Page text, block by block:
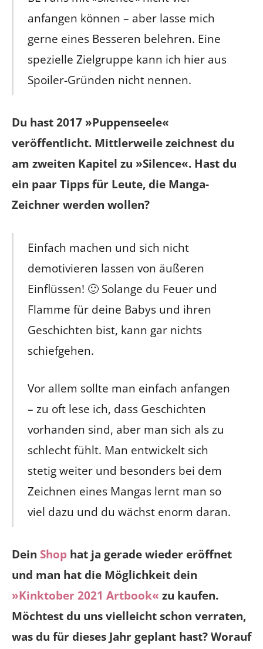
anfangen können – aber lasse mich
gerne eines Besseren belehren. Eine
spezielle Zielgruppe kann ich hier aus
Spoiler-Gründen nicht nennen.
Du hast 2017 »Puppenseele«
veröffentlicht. Mittlerweile zeichnest du
am zweiten Kapitel zu »Silence«. Hast du
ein paar Tipps für Leute, die Manga-
Zeichner werden wollen?
Einfach machen und sich nicht
demotivieren lassen von äußeren
Einflüssen! 🙂 Solange du Feuer und
Flamme für deine Babys und ihren
Geschichten bist, kann gar nichts
schiefgehen.
Vor allem sollte man einfach anfangen
– zu oft lese ich, dass Geschichten
vorhanden sind, aber man sich als zu
schlecht fühlt. Man entwickelt sich
stetig weiter und besonders bei dem
Zeichnen eines Mangas lernt man so
viel dazu und du wächst enorm daran.
Dein Shop hat ja gerade wieder eröffnet
und man hat die Möglichkeit dein
»Kinktober 2021 Artbook« zu kaufen.
Möchtest du uns vielleicht schon verraten,
was du für dieses Jahr geplant hast? Worauf